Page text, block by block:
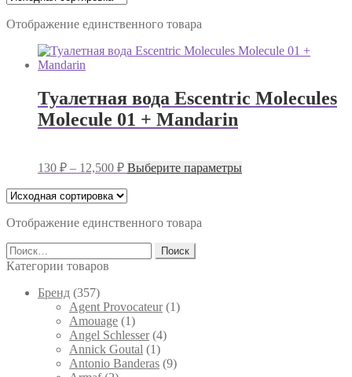
Отображение единственного товара
Туалетная вода Escentric Molecules
Molecule 01 + Mandarin
130 ₽ – 12,500 ₽Диапазон
130 ₽
12,500 ₽
Выберите параметрыЭтот
Отображение единственного товара
Найти:
Категории товаров
Брeнд (357)
Agent Provocateur (1)
Amouage (1)
Angel Schlesser (4)
Annick Goutal (1)
Antonio Banderas (9)